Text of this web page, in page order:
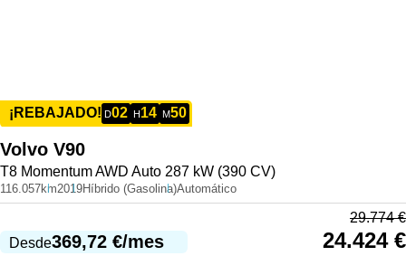
¡REBAJADO! D02 H14 M50
Volvo V90
T8 Momentum AWD Auto 287 kW (390 CV)
116.057km2019Híbrido (Gasolina)Automático
Desde369,72 €/mes
29.774€
24.424 €